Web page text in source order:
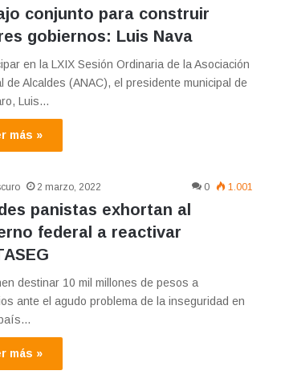
conjunto para construir
gobiernos: Luis Nava
en la LXIX Sesión Ordinaria de la Asociación
de Alcaldes (ANAC), el presidente municipal de
Luis…
más »
2 marzo, 2022 0 1.001
panistas exhortan al
federal a reactivar
destinar 10 mil millones de pesos a
ante el agudo problema de la inseguridad en
más »